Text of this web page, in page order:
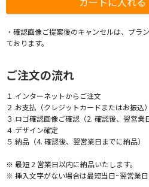
・確認画像ご提案後のキャンセルは、プラ
ております。
ご注文の流れ
１.インターネットからご注文
２.お支払（クレジットカードまたはお振込）
３.ロゴ確認画像ご確認（2. 確認後、翌営業
４.デザイン確定
５.納品（4. 確認後、翌営業日までに納品）
※ 最短 2 営業日以内に納品いたします。
※ 挿入文字がない場合は最短当日~翌営業日